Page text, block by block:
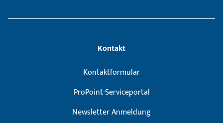
Kontakt
Kontaktformular
ProPoint-Serviceportal
Newsletter Anmeldung